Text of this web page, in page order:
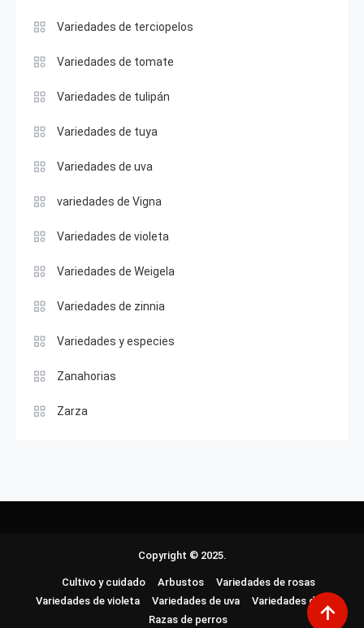
Variedades de terciopelos
Variedades de tomate
Variedades de tulipán
Variedades de tuya
Variedades de uva
variedades de Vigna
Variedades de violeta
Variedades de Weigela
Variedades de zinnia
Variedades y especies
Zanahorias
Zarza
Copyright © 2025.
Cultivo y cuidado Arbustos
Variedades de rosas
Variedades de violeta
Variedades de uva
Variedades de lirio
Razas de perros